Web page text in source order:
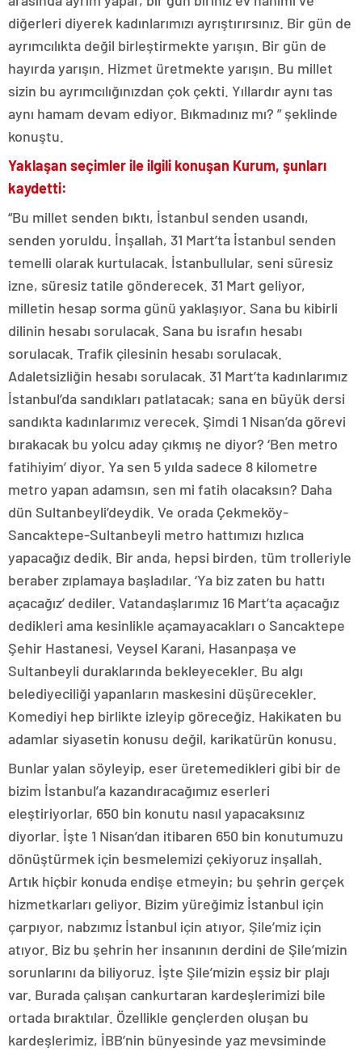
diğerleri diyerek kadınlarımızı ayrıştırırsınız. Bir gün de
ayrımcılıkta değil birleştirmekte yarışın. Bir gün de
hayırda yarışın. Hizmet üretmekte yarışın. Bu millet
sizin bu ayrımcılığınızdan çok çekti. Yıllardır aynı tas
aynı hamam devam ediyor. Bıkmadınız mı? ” şeklinde
konuştu.
Yaklaşan seçimler ile ilgili konuşan Kurum, şunları
kaydetti:
“Bu millet senden bıktı, İstanbul senden usandı,
senden yoruldu. İnşallah, 31 Mart’ta İstanbul senden
temelli olarak kurtulacak. İstanbullular, seni süresiz
izne, süresiz tatile gönderecek. 31 Mart geliyor,
milletin hesap sorma günü yaklaşıyor. Sana bu kibirli
dilinin hesabı sorulacak. Sana bu israfın hesabı
sorulacak. Trafik çilesinin hesabı sorulacak.
Adaletsizliğin hesabı sorulacak. 31 Mart’ta kadınlarımız
İstanbul’da sandıkları patlatacak; sana en büyük dersi
sandıkta kadınlarımız verecek. Şimdi 1 Nisan’da görevi
bırakacak bu yolcu aday çıkmış ne diyor? ‘Ben metro
fatihiyim’ diyor. Ya sen 5 yılda sadece 8 kilometre
metro yapan adamsın, sen mi fatih olacaksın? Daha
dün Sultanbeyli’deydik. Ve orada Çekmeköy-
Sancaktepe-Sultanbeyli metro hattımızı hızlıca
yapacağız dedik. Bir anda, hepsi birden, tüm trolleriyle
beraber zıplamaya başladılar. ‘Ya biz zaten bu hattı
açacağız’ dediler. Vatandaşlarımız 16 Mart’ta açacağız
dedikleri ama kesinlikle açamayacakları o Sancaktepe
Şehir Hastanesi, Veysel Karani, Hasanpaşa ve
Sultanbeyli duraklarında bekleyecekler. Bu algı
belediyeciliği yapanların maskesini düşürecekler.
Komediyi hep birlikte izleyip göreceğiz. Hakikaten bu
adamlar siyasetin konusu değil, karikatürün konusu.
Bunlar yalan söyleyip, eser üretemedikleri gibi bir de
bizim İstanbul’a kazandıracağımız eserleri
eleştiriyorlar, 650 bin konutu nasıl yapacaksınız
diyorlar. İşte 1 Nisan’dan itibaren 650 bin konutumuzu
dönüştürmek için besmelemizi çekiyoruz inşallah.
Artık hiçbir konuda endişe etmeyin; bu şehrin gerçek
hizmetkarları geliyor. Bizim yüreğimiz İstanbul için
çarpıyor, nabzımız İstanbul için atıyor, Şile’miz için
atıyor. Biz bu şehrin her insanının derdini de Şile’mizin
sorunlarını da biliyoruz. İşte Şile’mizin eşsiz bir plajı
var. Burada çalışan cankurtaran kardeşlerimizi bile
ortada bıraktılar. Özellikle gençlerden oluşan bu
kardeşlerimiz, İBB’nin bünyesinde yaz mevsiminde